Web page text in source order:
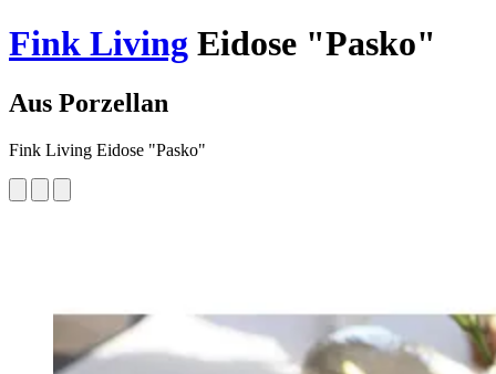
Fink Living Eidose "Pasko"
Aus Porzellan
Fink Living Eidose "Pasko"